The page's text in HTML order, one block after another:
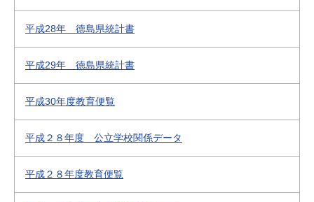
平成28年 徳島県統計書
平成29年 徳島県統計書
平成30年度教育便覧
平成２８年度 公立学校関係データ
平成２８年度教育便覧